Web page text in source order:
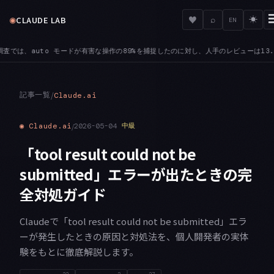
◉CLAUDE LAB ♥ ⌕ EN ☀
し、人手のレビューは13.6%でした● HABIT — 手動レビューは習慣になりやすく
記事一覧/Claude.ai
◉ Claude.ai/2026-05-04 中級
「tool result could not be
submitted」エラーが出たときの完
全対処ガイド
Claudeで「tool result could not be submitted」エラ
ーが発生したときの原因と対処法を、個人開発者の実体
験をもとに徹底解説します。